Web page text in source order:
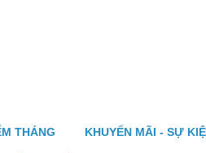
THÁNG KHUYẾN MÃI - SỰ